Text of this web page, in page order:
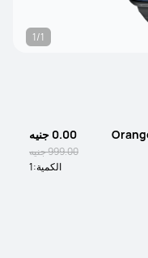
1/1
0.00 جنيه
999.00 جنيه
الكمية:1